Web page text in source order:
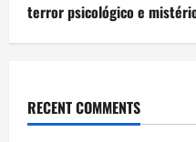
terror psicológico e
RECENT COMMENTS